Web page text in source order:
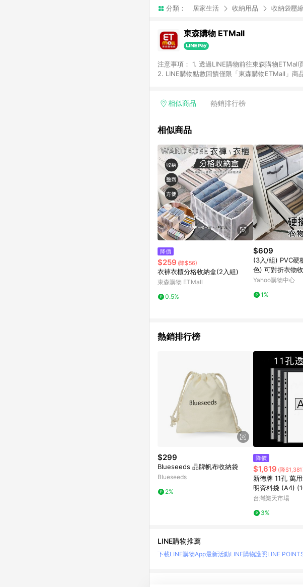
分類： 居家生活 收納用品 收納袋壓
東森購物 ETMall
注意事項： 1. 透過LINE購物前往東森購物ETMall
2. LINE購物點數回饋僅限「東森購物ETMall」商
「草莓網」全館商品。 4. 如取消訂單、退貨、
面顯示為準。 7. LINE購物設有「單一商品最高回
品資料更新會有時間差，如顯示之商品規格、顏
準。 9. 若有贈點爭議，請務必於訂單日期+180
贈點回饋。 10. 部分點數紅包僅限指定商品使用
紅包頁面規則為準。
相似商品 熱銷排行榜
相似商品
降價
$259 (降$56)
衣褲衣櫃分格收納盒(2入組)
東森購物 ETMall
0.5%
$609
(3入/組) PVC硬
色) 可對折衣物
箱 T恤/牛仔褲/毛
Yahoo購物中心
1%
熱銷排行榜
$299
Blueseeds 品牌帆布收納袋
Blueseeds
2%
降價
$1,619 (降
新德牌 11孔 萬
明資料袋 (A4)
0.04mm) (30包/
號最高1500點)】
台灣樂天市場
3%
LINE購物推薦
下載LINE購物App最新活動LINE購物護照LINE